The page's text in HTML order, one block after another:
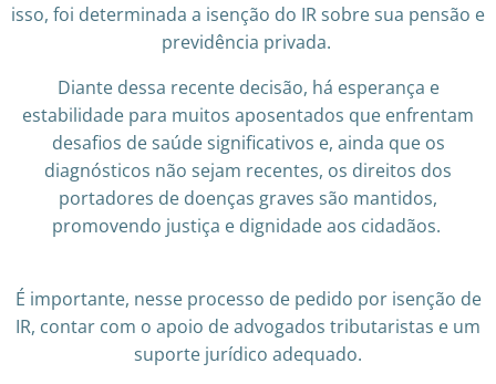
isso, foi determinada a isenção do IR sobre sua pensão e
previdência privada.
Diante dessa recente decisão, há esperança e
estabilidade para muitos aposentados que enfrentam
desafios de saúde significativos e, ainda que os
diagnósticos não sejam recentes, os direitos dos
portadores de doenças graves são mantidos,
promovendo justiça e dignidade aos cidadãos.
É importante, nesse processo de pedido por isenção de
IR, contar com o apoio de advogados tributaristas e um
suporte jurídico adequado.